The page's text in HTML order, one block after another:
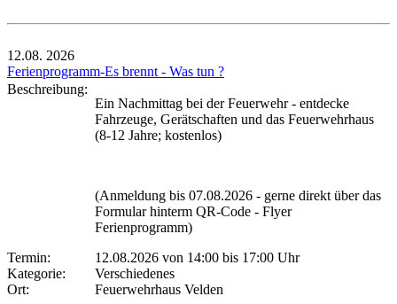
12.08. 2026
Ferienprogramm-Es brennt - Was tun ?
Beschreibung:
Ein Nachmittag bei der Feuerwehr - entdecke
Fahrzeuge, Gerätschaften und das Feuerwehrhaus
(8-12 Jahre; kostenlos)
(Anmeldung bis 07.08.2026 - gerne direkt über das
Formular hinterm QR-Code - Flyer
Ferienprogramm)
Termin:
12.08.2026 von 14:00 bis 17:00 Uhr
Kategorie:
Verschiedenes
Ort:
Feuerwehrhaus Velden